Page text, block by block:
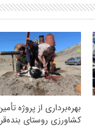
برگزاری مراسم روز
گلزار شهدای ریوش